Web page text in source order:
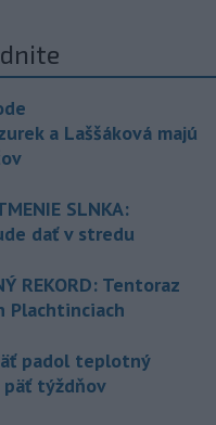
a Laššáková majú
SLNKA:
dať v stredu
REKORD: Tentoraz
Plachtinciach
padol teplotný
týždňov